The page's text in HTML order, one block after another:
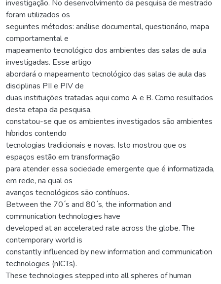
investigação. No desenvolvimento da pesquisa de mestrado
foram utilizados os
seguintes métodos: análise documental, questionário, mapa
comportamental e
mapeamento tecnológico dos ambientes das salas de aula
investigadas. Esse artigo
abordará o mapeamento tecnológico das salas de aula das
disciplinas PII e PIV de
duas instituições tratadas aqui como A e B. Como resultados
desta etapa da pesquisa,
constatou-se que os ambientes investigados são ambientes
híbridos contendo
tecnologias tradicionais e novas. Isto mostrou que os
espaços estão em transformação
para atender essa sociedade emergente que é informatizada,
em rede, na qual os
avanços tecnológicos são contínuos.
Between the 70 ́s and 80 ́s, the information and
communication technologies have
developed at an accelerated rate across the globe. The
contemporary world is
constantly influenced by new information and communication
technologies (nICTs).
These technologies stepped into all spheres of human